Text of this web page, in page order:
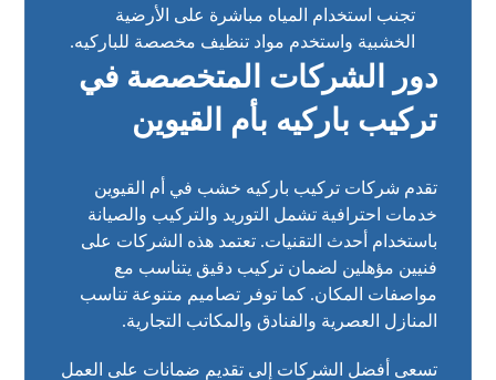
تجنب استخدام المياه مباشرة على الأرضية
الخشبية واستخدم مواد تنظيف مخصصة للباركيه.
دور الشركات المتخصصة في
تركيب باركيه بأم القيوين
تقدم شركات تركيب باركيه خشب في أم القيوين
خدمات احترافية تشمل التوريد والتركيب والصيانة
باستخدام أحدث التقنيات. تعتمد هذه الشركات على
فنيين مؤهلين لضمان تركيب دقيق يتناسب مع
مواصفات المكان. كما توفر تصاميم متنوعة تناسب
المنازل العصرية والفنادق والمكاتب التجارية.
تسعى أفضل الشركات إلى تقديم ضمانات على العمل